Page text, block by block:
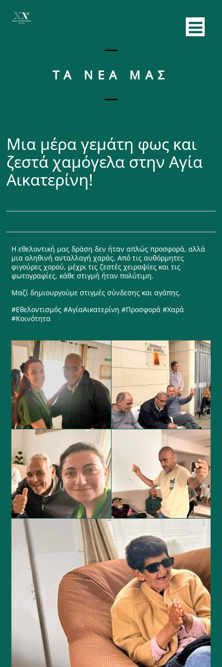
ΤΑ ΝΕΑ ΜΑΣ
Μια μέρα γεμάτη φως και
ζεστά χαμόγελα στην Αγία
Αικατερίνη!
Η εθελοντική μας δράση δεν ήταν απλώς προσφορά, αλλά
μια αληθινή ανταλλαγή χαράς. Από τις αυθόρμητες
φιγούρες χορού, μέχρι τις ζεστές χειραψίες και τις
φωτογραφίες, κάθε στιγμή ήταν πολύτιμη.
Μαζί δημιουργούμε στιγμές σύνδεσης και αγάπης.
#Εθελοντισμός #ΑγίαΑικατερίνη #Προσφορά #Χαρά
#Κοινότητα